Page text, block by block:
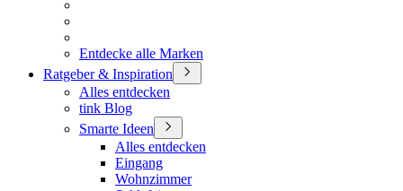
Entdecke alle Marken
Ratgeber & Inspiration
Alles entdecken
tink Blog
Smarte Ideen
Alles entdecken
Eingang
Wohnzimmer